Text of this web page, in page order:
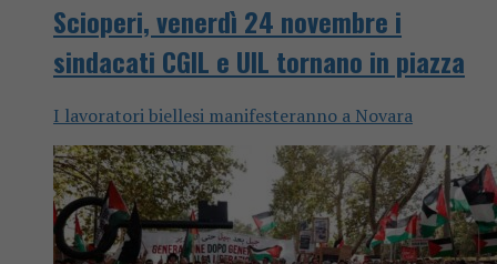
Scioperi, venerdì 24 novembre i
sindacati CGIL e UIL tornano in piazza
I lavoratori biellesi manifesteranno a Novara